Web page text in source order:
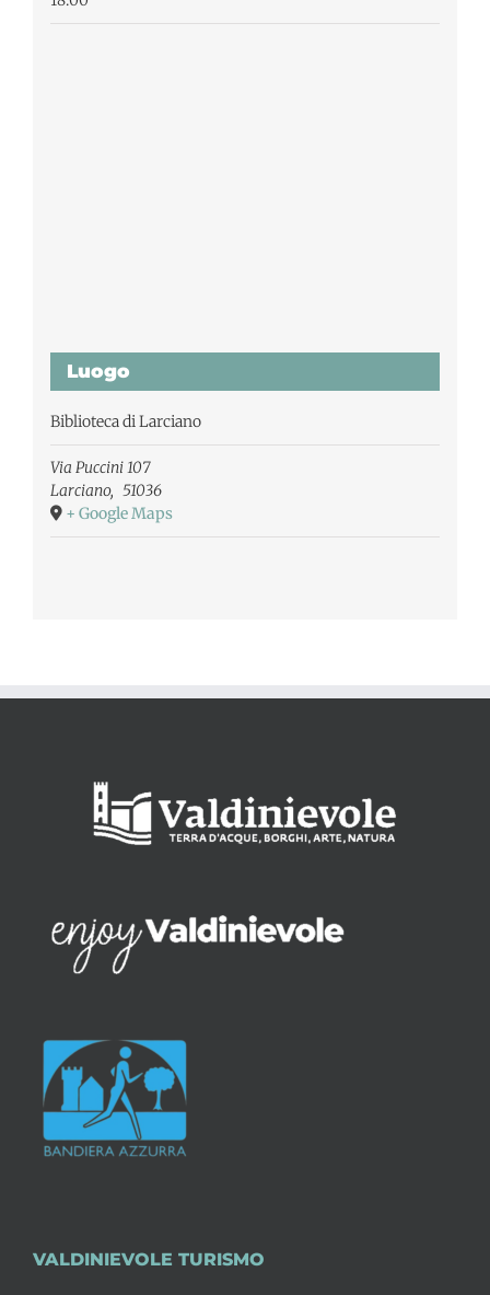
Luogo
Biblioteca di Larciano
Via Puccini 107
Larciano, 51036
+ Google Maps
VALDINIEVOLE TURISMO